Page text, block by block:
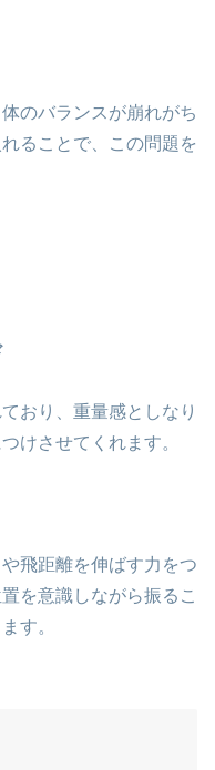
のバランスが崩れがち
ることで、この問題を
おり、重量感としなり
けさせてくれます。
飛距離を伸ばす力をつ
を意識しながら振るこ
す。